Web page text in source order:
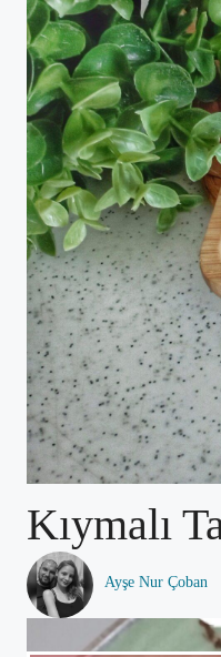
Kıymalı
Ayşe Nur Çoban